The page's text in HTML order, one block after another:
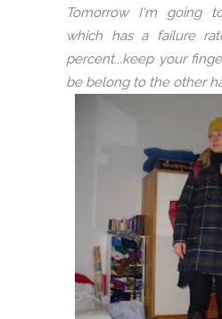
Tomorrow I'm going
which has a failure
percent...keep your
be belong to the other